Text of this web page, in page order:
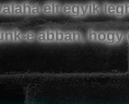
élt egyik
e abban, hogy